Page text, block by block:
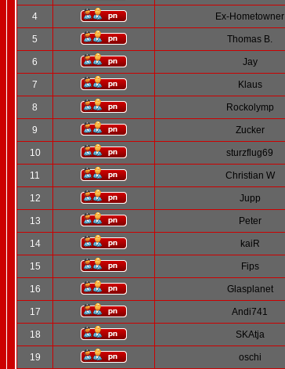
4 Ex-Hometowner
5 Thomas B.
6 Jay
7 Klaus
8 Rockolymp
9 Zucker
10 sturzflug69
11 Christian W
12 Jupp
13 Peter
14 kaiR
15 Fips
16 Glasplanet
17 Andi741
18 SKAtja
19 oschi